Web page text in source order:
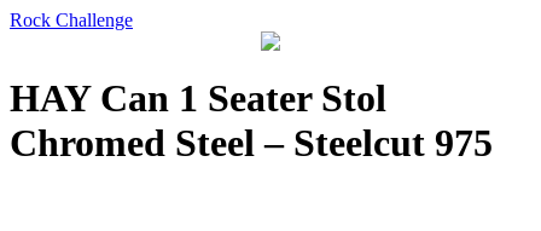
Rock Challenge
HAY Can 1 Seater Stol
Chromed Steel – Steelcut 975